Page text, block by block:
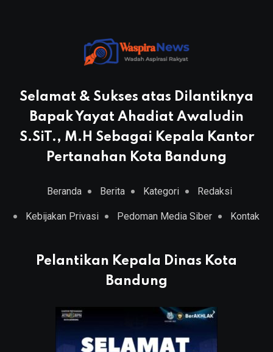
Selamat & Sukses atas Dilantiknya
Bapak Yayat Ahadiat Awaludin
S.SiT., M.H Sebagai Kepala Kantor
Pertanahan Kota Bandung
Beranda Berita Kategori Redaksi
Kebijakan Privasi Pedoman Media Siber Kontak
Pelantikan Kepala Dinas Kota
Bandung